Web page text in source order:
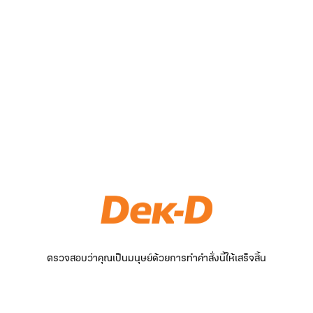
ตรวจสอบว่าคุณเป็นมนุษย์ด้วยการทำคำสั่งนี้ให้เสร็จสิ้น